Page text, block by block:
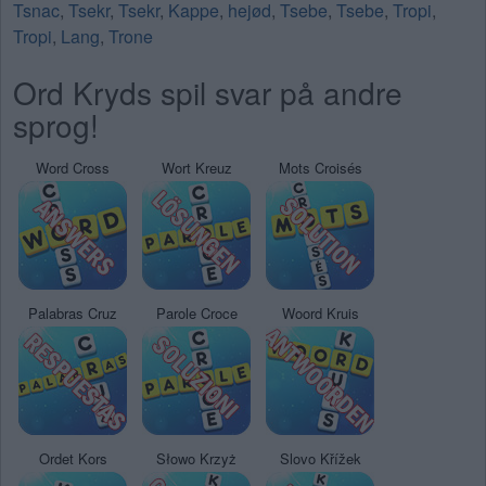
Tsnac, Tsekr, Tsekr, Kappe, hejød, Tsebe, Tsebe, Tropi,
Tropi, Lang, Trone
Ord Kryds spil svar på andre
sprog!
Word Cross Wort Kreuz Mots Croisés
Palabras Cruz Parole Croce Woord Kruis
Ordet Kors Słowo Krzyż Slovo Křížek